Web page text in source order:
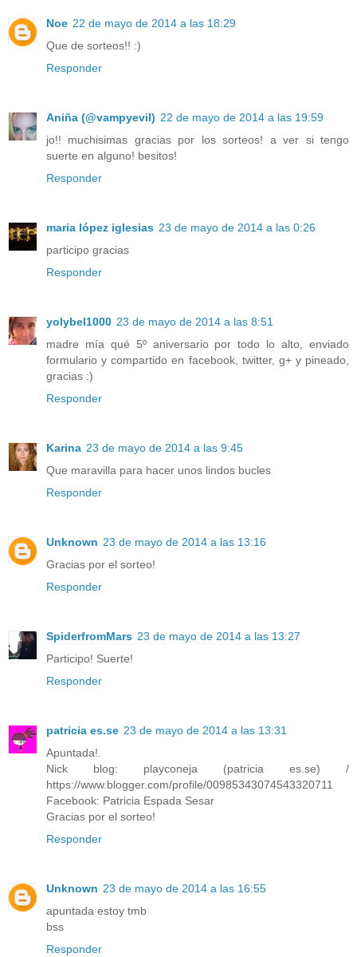
Noe 22 de mayo de 2014 a las 18:29
Que de sorteos!! :)
Responder
Aniña (@vampyevil) 22 de mayo de 2014 a las 19:59
jo!! muchisimas gracias por los sorteos! a ver si tengo
suerte en alguno! besitos!
Responder
maria lópez iglesias 23 de mayo de 2014 a las 0:26
participo gracias
Responder
yolybel1000 23 de mayo de 2014 a las 8:51
madre mía qué 5º aniversario por todo lo alto, enviado
formulario y compartido en facebook, twitter, g+ y pineado,
gracias :)
Responder
Karina 23 de mayo de 2014 a las 9:45
Que maravilla para hacer unos lindos bucles
Responder
Unknown 23 de mayo de 2014 a las 13:16
Gracias por el sorteo!
Responder
SpiderfromMars 23 de mayo de 2014 a las 13:27
Participo! Suerte!
Responder
patricia es.se 23 de mayo de 2014 a las 13:31
Apuntada!.
Nick blog: playconeja (patricia es.se) /
https://www.blogger.com/profile/00985343074543320711
Facebook: Patricia Espada Sesar
Gracias por el sorteo!
Responder
Unknown 23 de mayo de 2014 a las 16:55
apuntada estoy tmb
bss
Responder